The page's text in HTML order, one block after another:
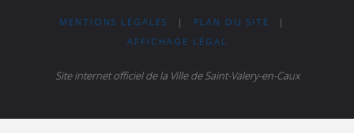
MENTIONS LÉGALES | PLAN DU SITE
|
AFFICHAGE LÉGAL
Site internet officiel de la Ville de Saint-Valery-en-Caux